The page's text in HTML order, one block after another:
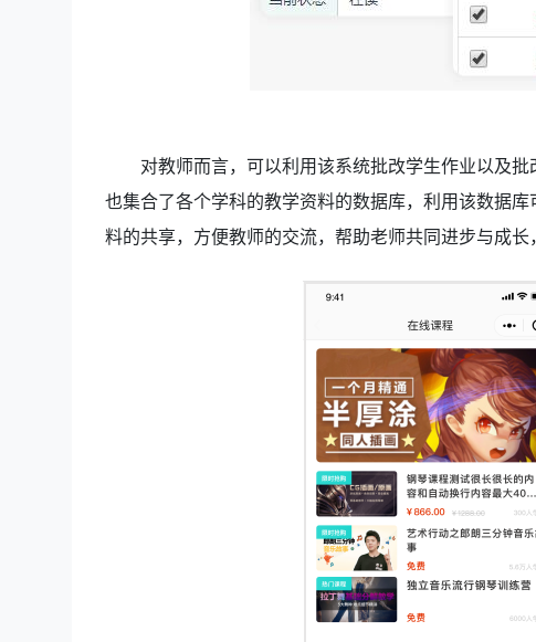
对教师而言，可以利用该系统批改学生作业以及
也集合了各个学科的教学资料的数据库，利用该数据
料的共享，方便教师的交流，帮助老师共同进步与成